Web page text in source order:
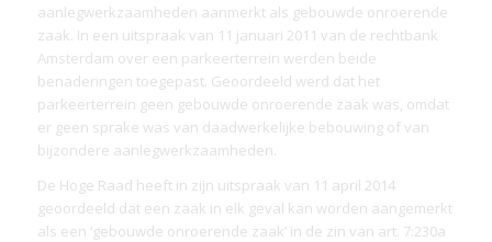
aanlegwerkzaamheden aanmerkt als gebouwde onroerende
zaak. In een uitspraak van 11 januari 2011 van de rechtbank
Amsterdam over een parkeerterrein werden beide
benaderingen toegepast. Geoordeeld werd dat het
parkeerterrein geen gebouwde onroerende zaak was, omdat
er geen sprake was van daadwerkelijke bebouwing of van
bijzondere aanlegwerkzaamheden.
De Hoge Raad heeft in zijn uitspraak van 11 april 2014
geoordeeld dat een zaak in elk geval kan worden aangemerkt
als een ‘gebouwde onroerende zaak’ in de zin van art. 7:230a